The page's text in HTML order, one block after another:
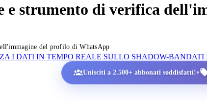
e strumento di verifica
del profilo di WhatsApp
I DATI IN TEMPO REALE SULLO SHADOW-BANDATI
Unisciti a 2.500+ abbonati soddisfatti!•